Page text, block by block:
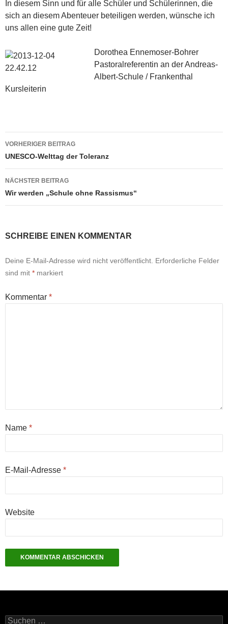
In diesem Sinn und für alle Schüler und Schülerinnen, die
sich an diesem Abenteuer beteiligen werden, wünsche ich
uns allen eine gute Zeit!
Dorothea Ennemoser-Bohrer
Pastoralreferentin an der Andreas-
Albert-Schule / Frankenthal
Kursleiterin
Beitragsnavigation
VORHERIGER BEITRAG
UNESCO-Welttag der Toleranz
NÄCHSTER BEITRAG
Wir werden „Schule ohne Rassismus“
SCHREIBE EINEN KOMMENTAR
Deine E-Mail-Adresse wird nicht veröffentlicht. Erforderliche Felder
sind mit * markiert
Kommentar *
Name *
E-Mail-Adresse *
Website
Suchen